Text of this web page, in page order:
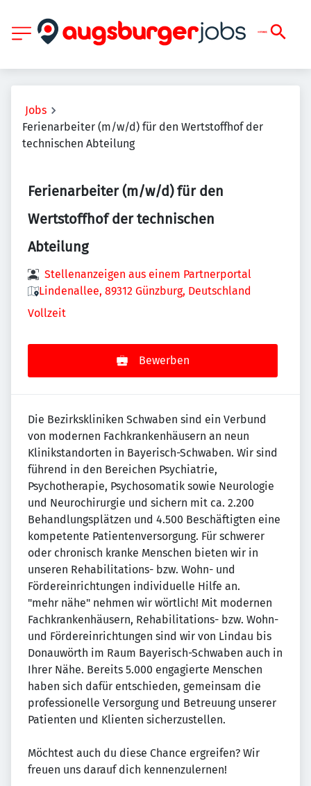
Jobs
Ferienarbeiter (m/w/d) für den Wertstoffhof der
technischen Abteilung
Ferienarbeiter (m/w/d) für den
Wertstoffhof der technischen
Abteilung
Stellenanzeigen aus einem Partnerportal
Lindenallee, 89312 Günzburg, Deutschland
Vollzeit
Bewerben
Die Bezirkskliniken Schwaben sind ein Verbund
von modernen Fachkrankenhäusern an neun
Klinikstandorten in Bayerisch-Schwaben. Wir sind
führend in den Bereichen Psychiatrie,
Psychotherapie, Psychosomatik sowie Neurologie
und Neurochirurgie und sichern mit ca. 2.200
Behandlungsplätzen und 4.500 Beschäftigten eine
kompetente Patientenversorgung. Für schwerer
oder chronisch kranke Menschen bieten wir in
unseren Rehabilitations- bzw. Wohn- und
Fördereinrichtungen individuelle Hilfe an.
"mehr nähe" nehmen wir wörtlich! Mit modernen
Fachkrankenhäusern, Rehabilitations- bzw. Wohn-
und Fördereinrichtungen sind wir von Lindau bis
Donauwörth im Raum Bayerisch-Schwaben auch in
Ihrer Nähe. Bereits 5.000 engagierte Menschen
haben sich dafür entschieden, gemeinsam die
professionelle Versorgung und Betreuung unserer
Patienten und Klienten sicherzustellen.
Möchtest auch du diese Chance ergreifen? Wir
freuen uns darauf dich kennenzulernen!